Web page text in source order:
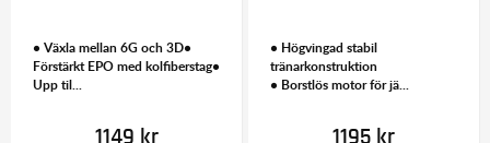
• Växla mellan 6G och 3D•
Förstärkt EPO med kolfiberstag•
Upp til...
1149 kr
• Högvingad stabil
tränarkonstruktion
• Borstlös motor för jä...
1195 kr